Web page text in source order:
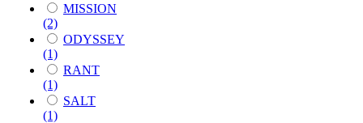
MISSION
(2)
ODYSSEY
(1)
RANT
(1)
SALT
(1)